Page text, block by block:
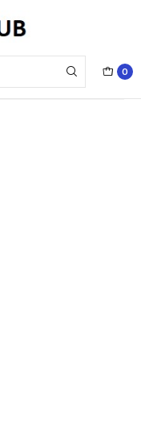
0
Tipo USB-C
de carga